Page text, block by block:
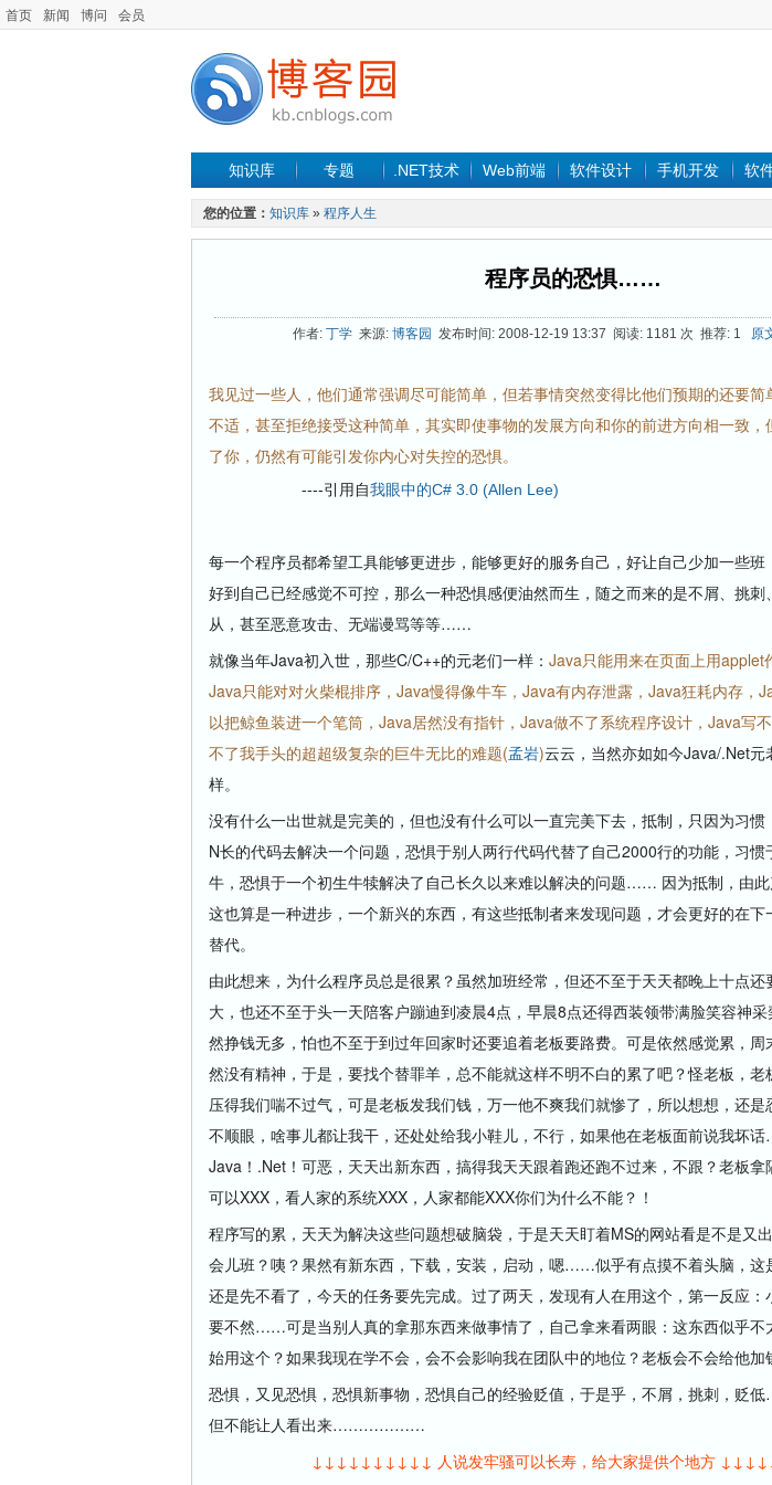
首页 新闻 博问 会员
知识库 专题 .NET技术 Web前端 软件设计 手机开发 软
您的位置： 知识库 » 程序人生
程序员的恐惧……
作者: 丁学 来源: 博客园 发布时间: 2008-12-19 13:37 阅读: 1181 次 推荐: 1 原
我见过一些人，他们通常强调尽可能简单，但若事情突然变得比他们预期的还要
不适，甚至拒绝接受这种简单，其实即使事物的发展方向和你的前进方向相一致
了你，仍然有可能引发你内心对失控的恐惧。
----引用自我眼中的C# 3.0 (Allen Lee)
每一个程序员都希望工具能够更进步，能够更好的服务自己，好让自己少加一些班
好到自己已经感觉不可控，那么一种恐惧感便油然而生，随之而来的是不屑、挑
从，甚至恶意攻击、无端谩骂等等……
就像当年Java初入世，那些C/C++的元老们一样： Java只能用来在页面上用applet
Java只能对对火柴棍排序，Java慢得像牛车，Java有内存泄露，Java狂耗内存，
以把鲸鱼装进一个笔筒，Java居然没有指针，Java做不了系统程序设计，Java写
不了我手头的超超级复杂的巨牛无比的难题(孟岩)云云，当然亦如如今Java/.Net
样。
没有什么一出世就是完美的，但也没有什么可以一直完美下去，抵制，只因为习
N长的代码去解决一个问题，恐惧于别人两行代码代替了自己2000行的功能，习
牛，恐惧于一个初生牛犊解决了自己长久以来难以解决的问题…… 因为抵制，由此
这也算是一种进步，一个新兴的东西，有这些抵制者来发现问题，才会更好的在
替代。
由此想来，为什么程序员总是很累？虽然加班经常，但还不至于天天都晚上十点
大，也还不至于头一天陪客户蹦迪到凌晨4点，早晨8点还得西装领带满脸笑容神
然挣钱无多，怕也不至于到过年回家时还要追着老板要路费。可是依然感觉累，
然没有精神，于是，要找个替罪羊，总不能就这样不明不白的累了吧？怪老板，老
压得我们喘不过气，可是老板发我们钱，万一他不爽我们就惨了，所以想想，还
不顺眼，啥事儿都让我干，还处处给我小鞋儿，不行，如果他在老板面前说我坏
Java！.Net！可恶，天天出新东西，搞得我天天跟着跑还跑不过来，不跟？老板拿
可以XXX，看人家的系统XXX，人家都能XXX你们为什么不能？！
程序写的累，天天为解决这些问题想破脑袋，于是天天盯着MS的网站看是不是又
会儿班？咦？果然有新东西，下载，安装，启动，嗯……似乎有点摸不着头脑，这
还是先不看了，今天的任务要先完成。过了两天，发现有人在用这个，第一反应：
要不然……可是当别人真的拿那东西来做事情了，自己拿来看两眼：这东西似乎不
始用这个？如果我现在学不会，会不会影响我在团队中的地位？老板会不会给他加
恐惧，又见恐惧，恐惧新事物，恐惧自己的经验贬值，于是乎，不屑，挑刺
但不能让人看出来………………
↓↓↓↓↓↓↓↓↓↓ 人说发牢骚可以长寿，给大家提供个地方